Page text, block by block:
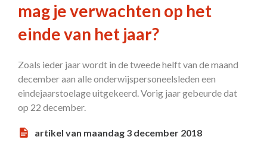
mag je verwachten op het
einde van het jaar?
Zoals ieder jaar wordt in de tweede helft van de maand
december aan alle onderwijspersoneelsleden een
eindejaarstoelage uitgekeerd. Vorig jaar gebeurde dat
op 22 december.
artikel van maandag 3 december 2018